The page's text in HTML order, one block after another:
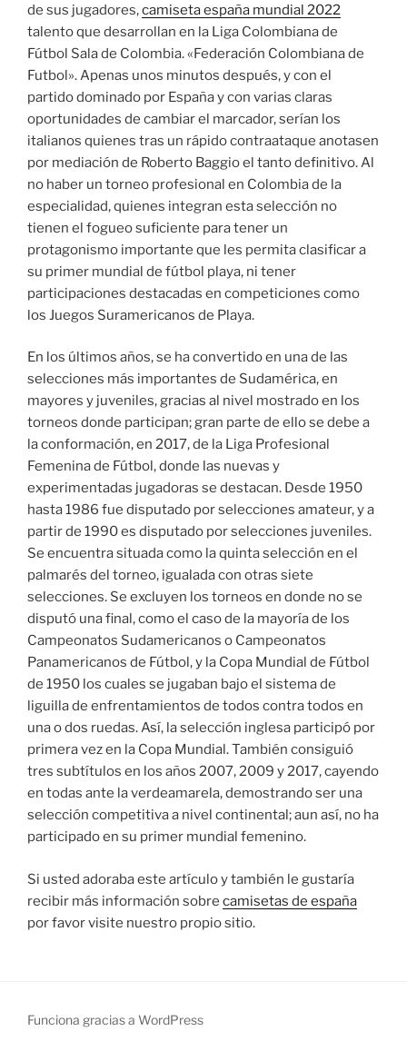
de sus jugadores,camiseta españa mundial 2022
talento que desarrollan en la Liga Colombiana de
Fútbol Sala de Colombia. «Federación Colombiana de
Futbol». Apenas unos minutos después, y con el
partido dominado por España y con varias claras
oportunidades de cambiar el marcador, serían los
italianos quienes tras un rápido contraataque anotasen
por mediación de Roberto Baggio el tanto definitivo. Al
no haber un torneo profesional en Colombia de la
especialidad, quienes integran esta selección no
tienen el fogueo suficiente para tener un
protagonismo importante que les permita clasificar a
su primer mundial de fútbol playa, ni tener
participaciones destacadas en competiciones como
los Juegos Suramericanos de Playa.
En los últimos años, se ha convertido en una de las
selecciones más importantes de Sudamérica, en
mayores y juveniles, gracias al nivel mostrado en los
torneos donde participan; gran parte de ello se debe a
la conformación, en 2017, de la Liga Profesional
Femenina de Fútbol, donde las nuevas y
experimentadas jugadoras se destacan. Desde 1950
hasta 1986 fue disputado por selecciones amateur, y a
partir de 1990 es disputado por selecciones juveniles.
Se encuentra situada como la quinta selección en el
palmarés del torneo, igualada con otras siete
selecciones. Se excluyen los torneos en donde no se
disputó una final, como el caso de la mayoría de los
Campeonatos Sudamericanos o Campeonatos
Panamericanos de Fútbol, y la Copa Mundial de Fútbol
de 1950 los cuales se jugaban bajo el sistema de
liguilla de enfrentamientos de todos contra todos en
una o dos ruedas. Así, la selección inglesa participó por
primera vez en la Copa Mundial. También consiguió
tres subtítulos en los años 2007, 2009 y 2017, cayendo
en todas ante la verdeamarela, demostrando ser una
selección competitiva a nivel continental; aun así, no ha
participado en su primer mundial femenino.
Si usted adoraba este artículo y también le gustaría
recibir más información sobre camisetas de españa
por favor visite nuestro propio sitio.
Funciona gracias a WordPress